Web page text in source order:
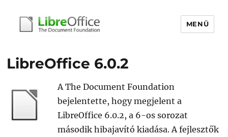
MENÜ
LibreOffice 6.0.2
A The Document Foundation
bejelentette, hogy megjelent a
LibreOffice 6.0.2, a 6-os sorozat
második hibajavító kiadása. A fejlesztők